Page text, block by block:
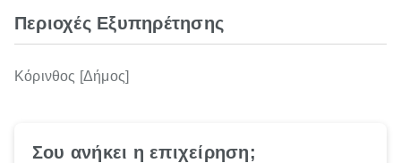
Περιοχές Εξυπηρέτησης
Κόρινθος [Δήμος]
Σου ανήκει η επιχείρηση;